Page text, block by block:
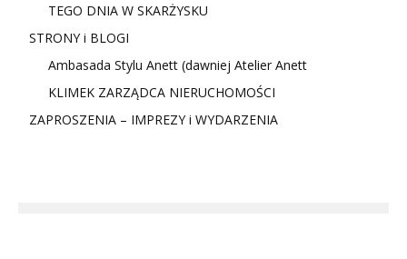
TEGO DNIA W SKARŻYSKU
STRONY i BLOGI
Ambasada Stylu Anett (dawniej Atelier Anett
KLIMEK ZARZĄDCA NIERUCHOMOŚCI
ZAPROSZENIA – IMPREZY i WYDARZENIA